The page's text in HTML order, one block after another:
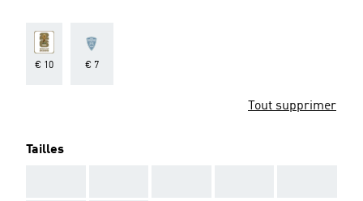
€ 10 € 7
Tout supprimer
Tailles